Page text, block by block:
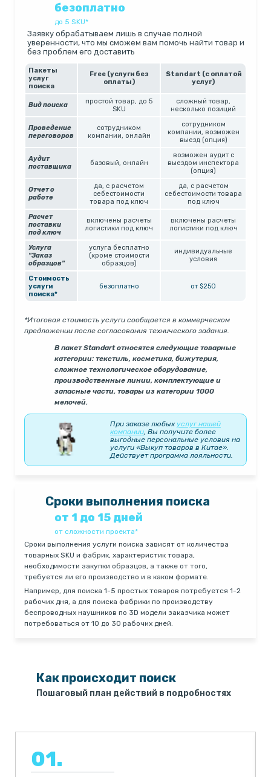
безоплатно
до 5 SKU*
Заявку обрабатываем лишь в случае полной
уверенности, что мы сможем вам помочь найти товар и
без проблем его доставить
Пакеты
услуг
поиска
Free (услуги без
оплаты)
Standart (с оплатой
услуг)
Вид поиска
простой товар, до 5
SKU
сложный товар,
несколько позиций
Проведение
переговоров
сотрудником
компании, онлайн
сотрудником
компании, возможен
выезд (опция)
Аудит
поставщика
базовый, онлайн
возможен аудит с
выездом инспектора
(опция)
Отчет о
работе
да, с расчетом
себестоимости
товара под ключ
да, с расчетом
себестоимости товара
под ключ
Расчет
поставки
под ключ
включены расчеты
логистики под ключ
включены расчеты
логистики под ключ
Услуга
"Заказ
образцов"
услуга бесплатно
(кроме стоимости
образцов)
индивидуальные
условия
Стоимость
услуги
поиска*
безоплатно от $250
*Итоговая стоимость услуги сообщается в коммерческом
предложении после согласования технического задания.
В пакет Standart относятся следующие товарные
категории: текстиль, косметика, бижутерия,
сложное технологическое оборудование,
производственные линии, комплектующие и
запасные части, товары из категории 1000
мелочей.
При заказе любых услуг нашей
компании, Вы получите более
выгодные персональные условия на
услуги «Выкуп товаров в Китае».
Действует программа лояльности.
Сроки выполнения поиска
от 1 до 15 дней
от сложности проекта*
Сроки выполнения услуги поиска зависят от количества
товарных SKU и фабрик, характеристик товара,
необходимости закупки образцов, а также от того,
требуется ли его производство и в каком формате.
Например, для поиска 1-5 простых товаров потребуется 1-2
рабочих дня, а для поиска фабрики по производству
беспроводных наушников по 3D модели заказчика может
потребоваться от 10 до 30 рабочих дней.
Как происходит поиск
Пошаговый план действий в подробностях
01.